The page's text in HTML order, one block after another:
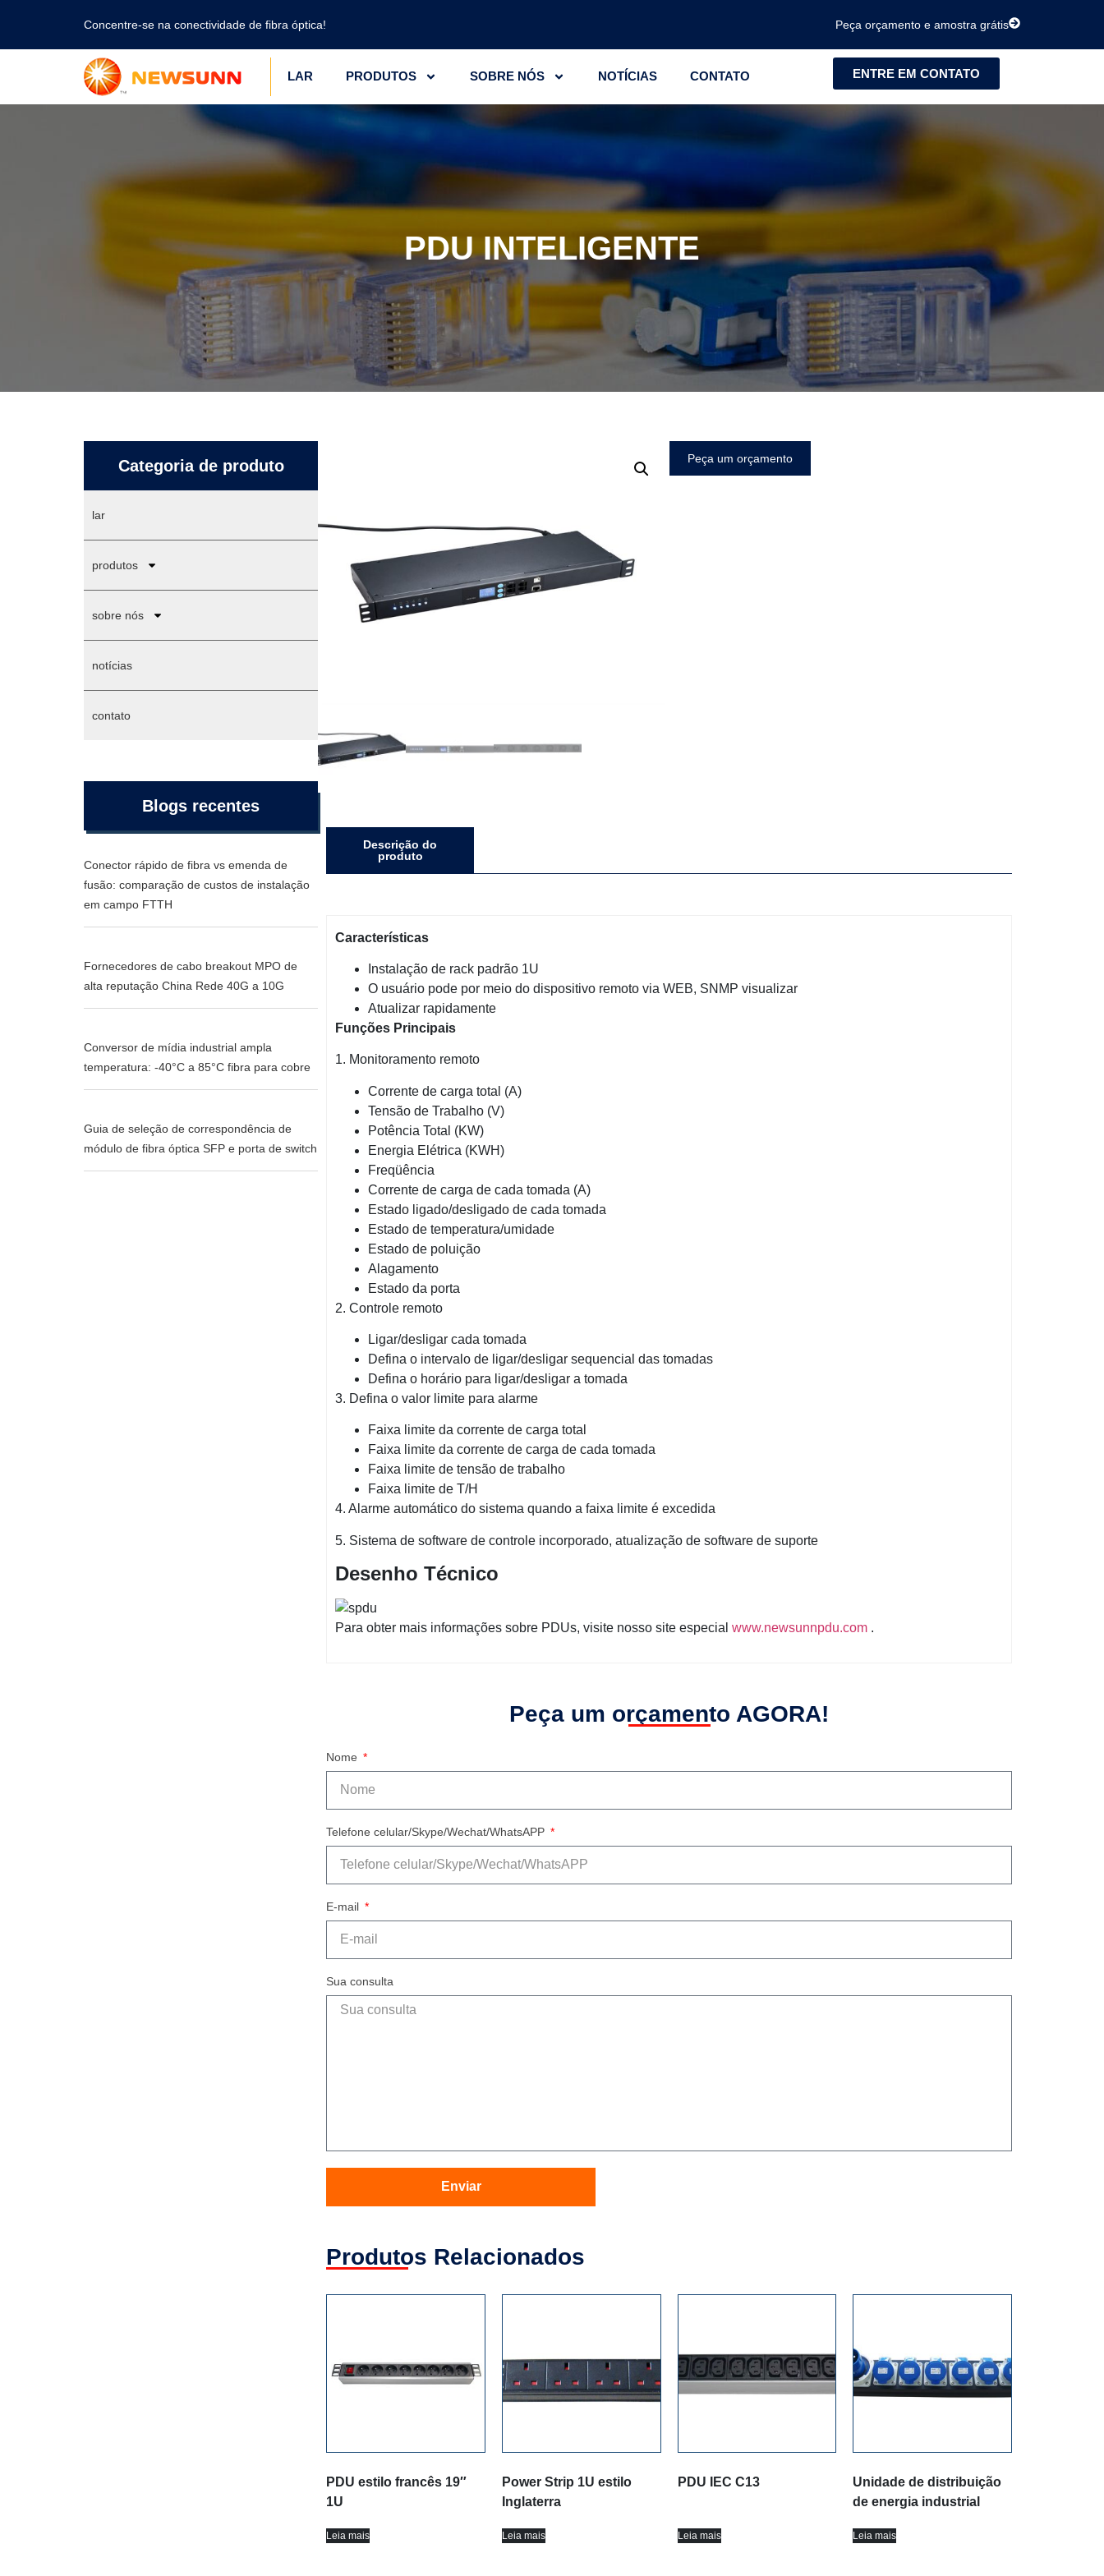
Concentre-se na conectividade de fibra óptica! Peça orçamento e amostra grátis
LAR PRODUTOS SOBRE NÓS NOTÍCIAS CONTATO ENTRE EM CONTATO
PDU INTELIGENTE
Categoria de produto
lar
produtos
sobre nós
notícias
contato
Blogs recentes
Conector rápido de fibra vs emenda de
fusão: comparação de custos de instalação
em campo FTTH
Fornecedores de cabo breakout MPO de
alta reputação China Rede 40G a 10G
Conversor de mídia industrial ampla
temperatura: -40°C a 85°C fibra para cobre
Guia de seleção de correspondência de
módulo de fibra óptica SFP e porta de switch
Peça um orçamento
Descrição do
produto
Características
Instalação de rack padrão 1U
O usuário pode por meio do dispositivo remoto via WEB, SNMP visualizar
Atualizar rapidamente
Funções Principais
1. Monitoramento remoto
Corrente de carga total (A)
Tensão de Trabalho (V)
Potência Total (KW)
Energia Elétrica (KWH)
Freqüência
Corrente de carga de cada tomada (A)
Estado ligado/desligado de cada tomada
Estado de temperatura/umidade
Estado de poluição
Alagamento
Estado da porta
2. Controle remoto
Ligar/desligar cada tomada
Defina o intervalo de ligar/desligar sequencial das tomadas
Defina o horário para ligar/desligar a tomada
3. Defina o valor limite para alarme
Faixa limite da corrente de carga total
Faixa limite da corrente de carga de cada tomada
Faixa limite de tensão de trabalho
Faixa limite de T/H
4. Alarme automático do sistema quando a faixa limite é excedida
5. Sistema de software de controle incorporado, atualização de software de suporte
Desenho Técnico
Para obter mais informações sobre PDUs, visite nosso site especial www.newsunnpdu.com .
Peça um orçamento AGORA!
Nome
Telefone celular/Skype/Wechat/WhatsAPP
E-mail
Sua consulta
Enviar
Produtos Relacionados
PDU estilo francês 19″
1U
Leia mais
Power Strip 1U estilo
Inglaterra
Leia mais
PDU IEC C13
Leia mais
Unidade de distribuição
de energia industrial
Leia mais